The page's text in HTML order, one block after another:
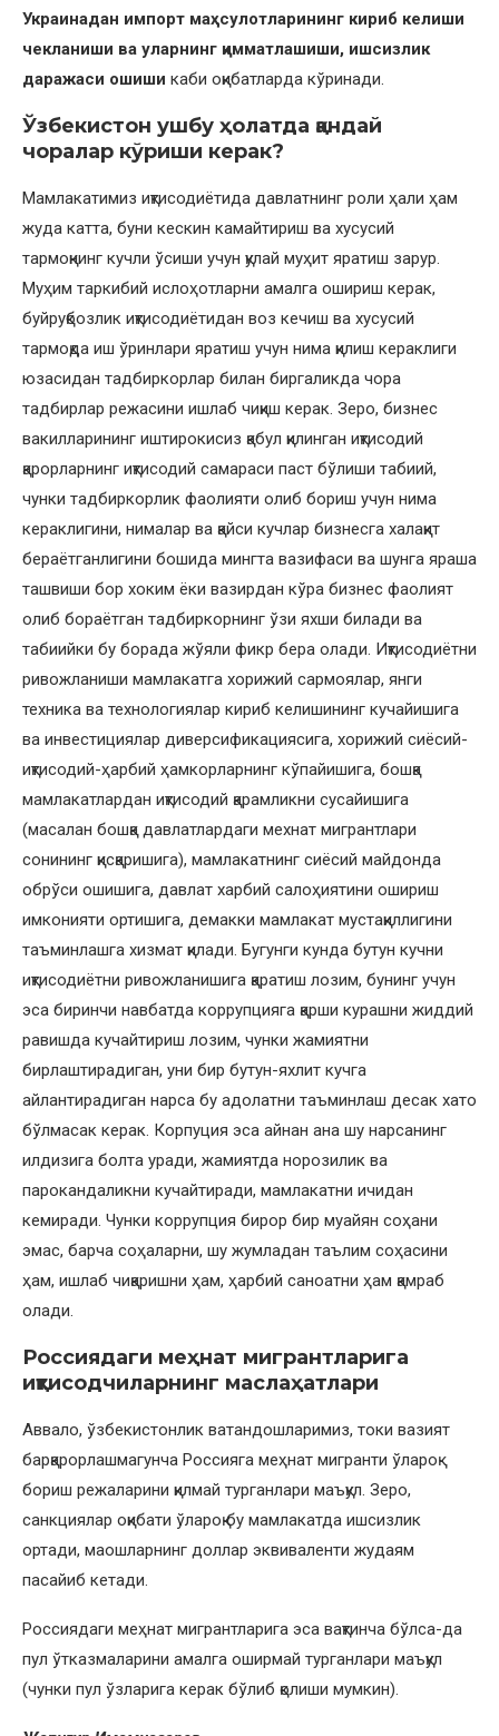
Украинадан импорт маҳсулотларининг кириб келиши
чекланиши ва уларнинг қимматлашиши, ишсизлик
даражаси ошиши каби оқибатларда кўринади.
Ўзбекистон ушбу ҳолатда қандай
чоралар кўриши керак?
Мамлакатимиз иқтисодиётида давлатнинг роли ҳали ҳам
жуда катта, буни кескин камайтириш ва хусусий
тармоқнинг кучли ўсиши учун қулай муҳит яратиш зарур.
Муҳим таркибий ислоҳотларни амалга ошириш керак,
буйруқбозлик иқтисодиётидан воз кечиш ва хусусий
тармоқда иш ўринлари яратиш учун нима қилиш кераклиги
юзасидан тадбиркорлар билан биргаликда чора
тадбирлар режасини ишлаб чиқиш керак. Зеро, бизнес
вакилларининг иштирокисиз қабул қилинган иқтисодий
қарорларнинг иқтисодий самараси паст бўлиши табиий,
чунки тадбиркорлик фаолияти олиб бориш учун нима
кераклигини, нималар ва қайси кучлар бизнесга халақит
бераётганлигини бошида мингта вазифаси ва шунга яраша
ташвиши бор хоким ёки вазирдан кўра бизнес фаолият
олиб бораётган тадбиркорнинг ўзи яхши билади ва
табиийки бу борада жўяли фикр бера олади. Иқтисодиётни
ривожланиши мамлакатга хорижий сармоялар, янги
техника ва технологиялар кириб келишининг кучайишига
ва инвестициялар диверсификациясига, хорижий сиёсий-
иқтисодий-ҳарбий ҳамкорларнинг кўпайишига, бошқа
мамлакатлардан иқтисодий қарамликни сусайишига
(масалан бошқа давлатлардаги мехнат мигрантлари
сонининг қисқаришига), мамлакатнинг сиёсий майдонда
обрўси ошишига, давлат харбий салоҳиятини ошириш
имконияти ортишига, демакки мамлакат мустақиллигини
таъминлашга хизмат қилади. Бугунги кунда бутун кучни
иқтисодиётни ривожланишига қаратиш лозим, бунинг учун
эса биринчи навбатда коррупцияга қарши курашни жиддий
равишда кучайтириш лозим, чунки жамиятни
бирлаштирадиган, уни бир бутун-яхлит кучга
айлантирадиган нарса бу адолатни таъминлаш десак хато
бўлмасак керак. Корпуция эса айнан ана шу нарсанинг
илдизига болта уради, жамиятда норозилик ва
парокандаликни кучайтиради, мамлакатни ичидан
кемиради. Чунки коррупция бирор бир муайян соҳани
эмас, барча соҳаларни, шу жумладан таълим соҳасини
ҳам, ишлаб чиқаришни ҳам, ҳарбий саноатни ҳам қамраб
олади.
Россиядаги меҳнат мигрантларига
иқтисодчиларнинг маслаҳатлари
Аввало, ўзбекистонлик ватандошларимиз, токи вазият
барқарорлашмагунча Россияга меҳнат мигранти ўлароқ
бориш режаларини қилмай турганлари маъқул. Зеро,
санкциялар оқибати ўлароқ бу мамлакатда ишсизлик
ортади, маошларнинг доллар эквиваленти жудаям
пасайиб кетади.
Россиядаги меҳнат мигрантларига эса вақтинча бўлса-да
пул ўтказмаларини амалга оширмай турганлари маъқул
(чунки пул ўзларига керак бўлиб қолиши мумкин).